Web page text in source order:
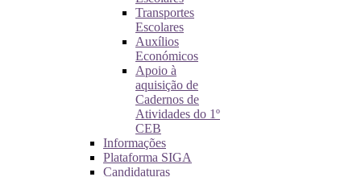
Transportes
Escolares
Auxílios
Económicos
Apoio à
aquisição de
Cadernos de
Atividades do 1º
CEB
Informações
Plataforma SIGA
Candidaturas